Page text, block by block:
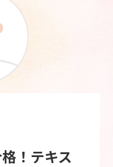
！テキス